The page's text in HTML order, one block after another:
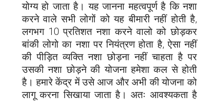
योग्य हो जाता है। यह जानना महत्वपूर्ण है कि नशा
करने वाले सभी लोगों को यह बीमारी नहीं होती है,
लगभग 10 प्रतिशत नशा करने वालो को छोड़कर
बांकी लोगो का नशा पर नियंत्रण होता है, ऐसा नहीं
की पीड़ित व्यक्ति नशा छोड़ना नहीं चाहता है पर
उसकी नशा छोड़ने की योजना हमेशा कल से होती
है। हमारे केंद्र में उसे आज और अभी की योजना को
लागू करना सिखाया जाता है। अतः आवश्यकता है